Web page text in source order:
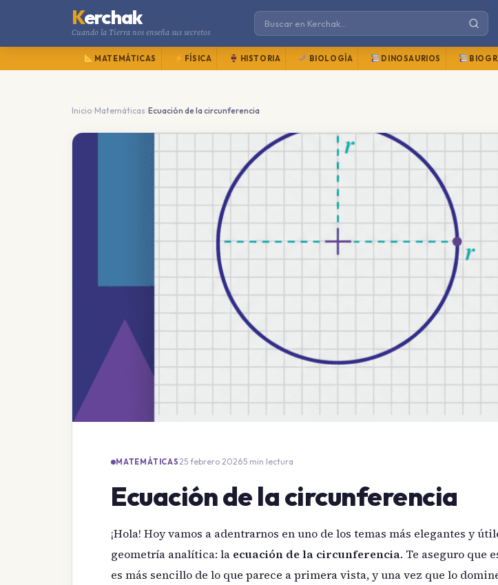
Kerchak
Cuando la Tierra nos enseña sus secretos
MATEMÁTICAS FÍSICA HISTORIA BIOLOGÍA DINOSAURIOS
Inicio›Matemáticas ›Ecuación de la circunferencia
MATEMÁTICAS25 febrero 2026·5 min lectura
Ecuación de la circunferencia
¡Hola! Hoy vamos a adentrarnos en uno de los temas más elegantes y
geometría analítica: la ecuación de la circunferencia. Te aseguro que
es más sencillo de lo que parece a primera vista, y una vez que lo